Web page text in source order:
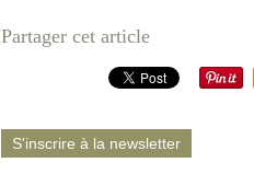
Partager cet article
S'inscrire à la newsletter